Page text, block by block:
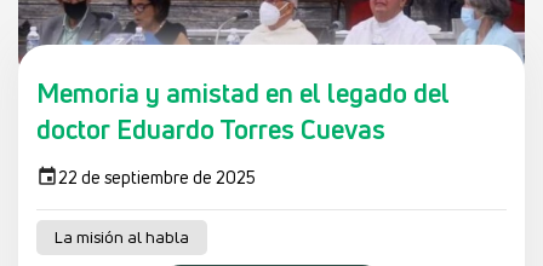
Memoria y amistad en el legado del
doctor Eduardo Torres Cuevas
22 de septiembre de 2025
La misión al habla